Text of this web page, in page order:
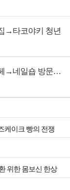
→타코야키 청년
→네일숍 방문…
케이크 빵의 전쟁
위한 몸보신 한상